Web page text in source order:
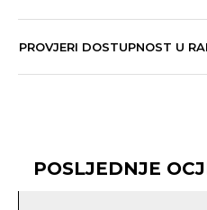
PROVJERI DOSTUPNOST U
POSLJEDNJE